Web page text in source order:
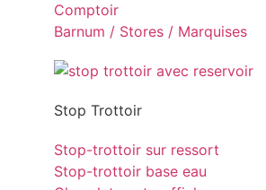
Comptoir
Barnum / Stores / Marquises
Stop Trottoir
Stop-trottoir sur ressort
Stop-trottoir base eau